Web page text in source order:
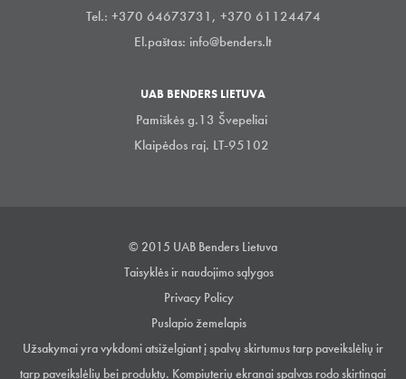
Tel.: +370 64673731, +370 61124474
El.paštas: info@benders.lt
UAB BENDERS LIETUVA
Pamiškės g.13 Švepeliai
Klaipėdos raj. LT-95102
© 2015 UAB Benders Lietuva
Taisyklės ir naudojimo sąlygos
Privacy Policy
Puslapio žemelapis
Užsakymai yra vykdomi atsiželgiant į spalvų skirtumus tarp paveikslėlių ir
tarp paveikslėlių bei produktų. Kompiuterių ekranai spalvas rodo skirtingai